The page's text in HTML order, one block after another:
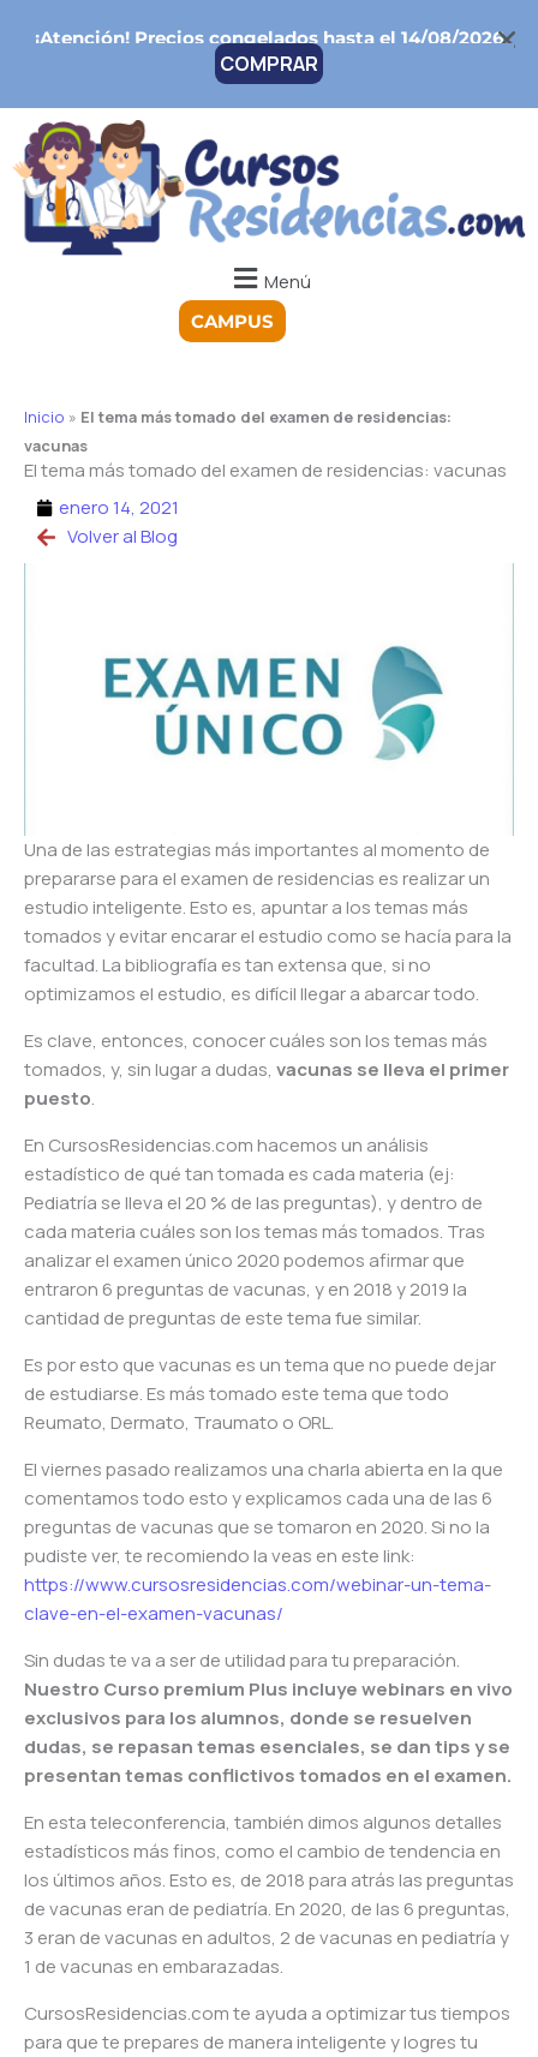
¡Atención!Precios congelados hasta el 14/08/2026
COMPRAR
Menú
CAMPUS
Inicio » El tema más tomado del examen de residencias:
vacunas
El tema más tomado del examen de residencias: vacunas
enero 14, 2021
Volver al Blog
Una de las estrategias más importantes al momento de
prepararse para el examen de residencias es realizar un
estudio inteligente. Esto es, apuntar a los temas más
tomados y evitar encarar el estudio como se hacía para la
facultad. La bibliografía es tan extensa que, si no
optimizamos el estudio, es difícil llegar a abarcar todo.
Es clave, entonces, conocer cuáles son los temas más
tomados, y, sin lugar a dudas, vacunas se lleva el primer
puesto.
En CursosResidencias.com hacemos un análisis
estadístico de qué tan tomada es cada materia (ej:
Pediatría se lleva el 20 % de las preguntas), y dentro de
cada materia cuáles son los temas más tomados. Tras
analizar el examen único 2020 podemos afirmar que
entraron 6 preguntas de vacunas, y en 2018 y 2019 la
cantidad de preguntas de este tema fue similar.
Es por esto que vacunas es un tema que no puede dejar
de estudiarse. Es más tomado este tema que todo
Reumato, Dermato, Traumato o ORL.
El viernes pasado realizamos una charla abierta en la que
comentamos todo esto y explicamos cada una de las 6
preguntas de vacunas que se tomaron en 2020. Si no la
pudiste ver, te recomiendo la veas en este link:
https://www.cursosresidencias.com/webinar-un-tema-
clave-en-el-examen-vacunas/
Sin dudas te va a ser de utilidad para tu preparación.
Nuestro Curso premium Plus incluye webinars en vivo
exclusivos para los alumnos, donde se resuelven
dudas, se repasan temas esenciales, se dan tips y se
presentan temas conflictivos tomados en el examen.
En esta teleconferencia, también dimos algunos detalles
estadísticos más finos, como el cambio de tendencia en
los últimos años. Esto es, de 2018 para atrás las preguntas
de vacunas eran de pediatría. En 2020, de las 6 preguntas,
3 eran de vacunas en adultos, 2 de vacunas en pediatría y
1 de vacunas en embarazadas.
CursosResidencias.com te ayuda a optimizar tus tiempos
para que te prepares de manera inteligente y logres tu